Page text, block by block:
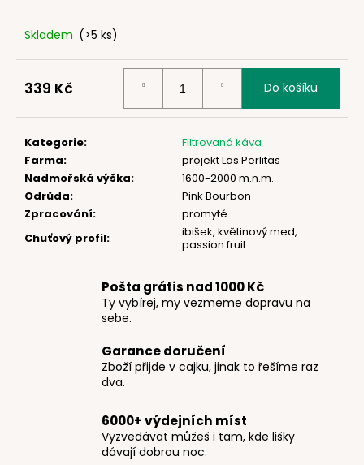
Skladem (>5 ks)
339 Kč
cena:
Do košíku
Kategorie:
Filtrovaná káva
Farma:
projekt Las Perlitas
Nadmořská výška:
1600-2000 m.n.m.
Odrůda:
Pink Bourbon
Zpracování:
promyté
Chuťový profil:
ibišek, květinový med,
passion fruit
Pošta grátis nad 1000 Kč
Ty vybírej, my vezmeme dopravu na
sebe.
Garance doručení
Zboží přijde v cajku, jinak to řešíme raz
dva.
6000+ výdejních míst
Vyzvedávat můžeš i tam, kde lišky
dávají dobrou noc.
e
e